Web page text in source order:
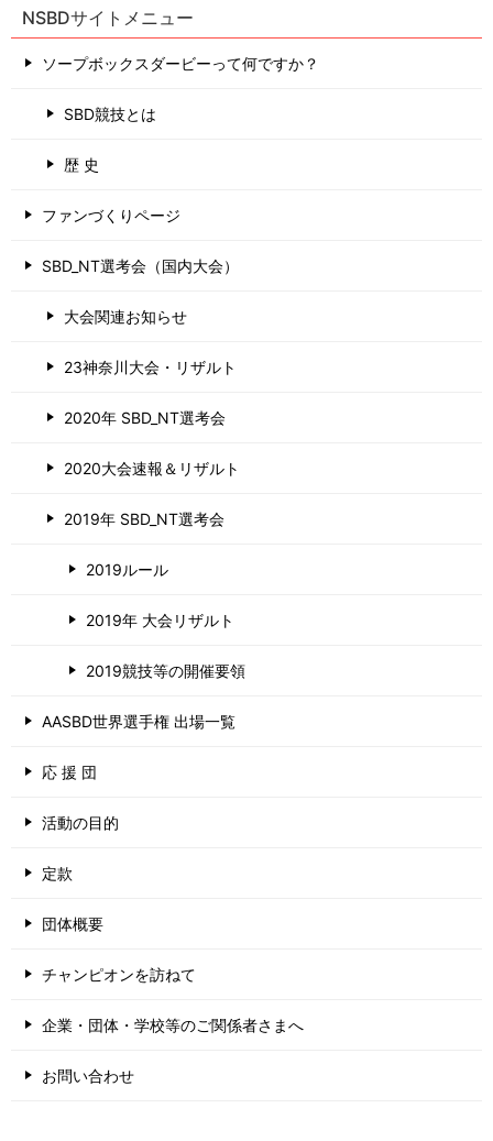
NSBDサイトメニュー
ソープボックスダービーって何ですか？
SBD競技とは
歴 史
ファンづくりページ
SBD_NT選考会（国内大会）
大会関連お知らせ
23神奈川大会・リザルト
2020年 SBD_NT選考会
2020大会速報＆リザルト
2019年 SBD_NT選考会
2019ルール
2019年 大会リザルト
2019競技等の開催要領
AASBD世界選手権 出場一覧
応 援 団
活動の目的
定款
団体概要
チャンピオンを訪ねて
企業・団体・学校等のご関係者さまへ
お問い合わせ